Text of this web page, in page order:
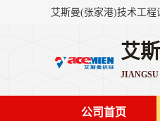
艾
公司首页